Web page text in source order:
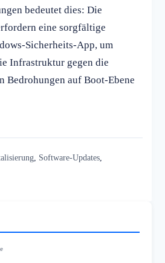
bedeutet dies: Die
eine sorgfältige
Sicherheits-App, um
Infrastruktur gegen die
Bedrohungen auf Boot-Ebene
Software-Updates